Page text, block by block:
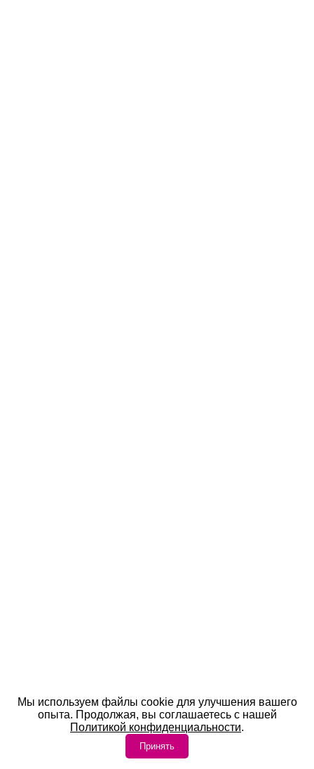
Мы используем файлы cookie для улучшения вашего
опыта. Продолжая, вы соглашаетесь с нашей
Политикой конфиденциальности.
Принять